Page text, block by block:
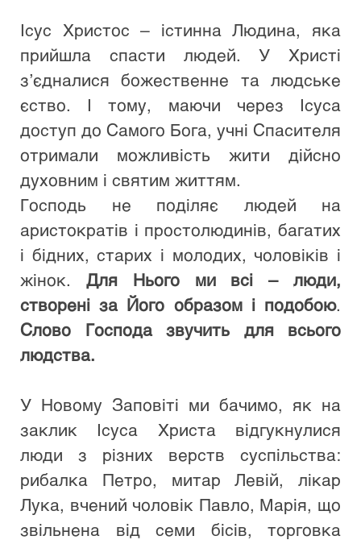
Ісус Христос – істинна Людина, яка
прийшла спасти людей. У Христі
з’єдналися божественне та людське
єство. І тому, маючи через Ісуса
доступ до Самого Бога, учні Спасителя
отримали можливість жити дійсно
духовним і святим життям.
Господь не поділяє людей на
аристократів і простолюдинів, багатих
і бідних, старих і молодих, чоловіків і
жінок. Для Нього ми всі – люди,
створені за Його образом і подобою
Слово Господа звучить для всього
людства.
У Новому Заповіті ми бачимо, як на
заклик Ісуса Христа відгукнулися
люди з різних верств суспільства:
рибалка Петро, митар Левій, лікар
Лука, вчений чоловік Павло, Марія, що
звільнена від семи бісів, торговка